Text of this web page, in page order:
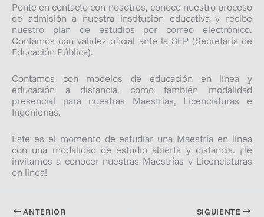
Ponte en contacto con nosotros, conoce nuestro proceso
de admisión a nuestra institución educativa y recibe
nuestro plan de estudios por correo electrónico.
Contamos con validez oficial ante la SEP (Secretaría de
Educación Pública).
Contamos con modelos de educación en línea y
educación a distancia, como también modalidad
presencial para nuestras Maestrías, Licenciaturas e
Ingenierías.
Este es el momento de estudiar una Maestría en línea
con una modalidad de estudio abierta y distancia. ¡Te
invitamos a conocer nuestras Maestrías y Licenciaturas
en línea!
ANTERIOR SIGUIENTE